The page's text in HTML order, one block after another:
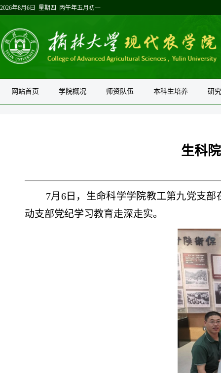
2026年8月6日 星期四 丙午年五月初一
网站首页 学院概况 师资队伍 本科生培养 研
生科
7月6日，生命科学学院教工第九党支部
动支部党纪学习教育走深走实。